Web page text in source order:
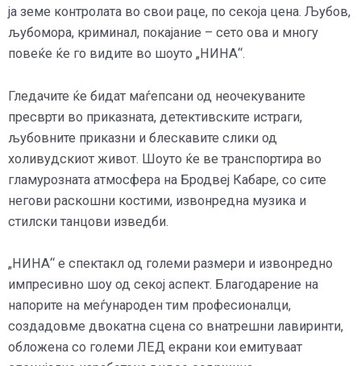
ја земе контролата во свои раце, по секоја цена. Љубов,
љубомора, криминал, покајание – сето ова и многу
повеќе ќе го видите во шоуто „НИНА“.
Гледачите ќе бидат маѓепсани од неочекуваните
пресврти во приказната, детективските истраги,
љубовните приказни и блескавите слики од
холивудскиот живот. Шоуто ќе ве транспортира во
гламурозната атмосфера на Бродвеј Кабаре, со сите
негови раскошни костими, извонредна музика и
стилски танцови изведби.
„НИНА“ е спектакл од големи размери и извонредно
импресивно шоу од секој аспект. Благодарение на
напорите на меѓународен тим професионалци,
создадовме двокатна сцена со внатрешни лавиринти,
обложена со големи ЛЕД екрани кои емитуваат